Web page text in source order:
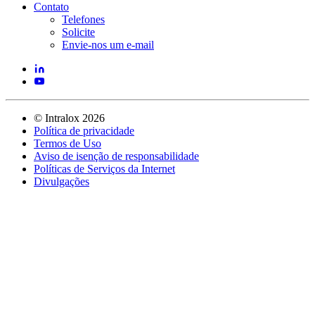
Contato
Telefones
Solicite
Envie-nos um e-mail
© Intralox 2026
Política de privacidade
Termos de Uso
Aviso de isenção de responsabilidade
Políticas de Serviços da Internet
Divulgações